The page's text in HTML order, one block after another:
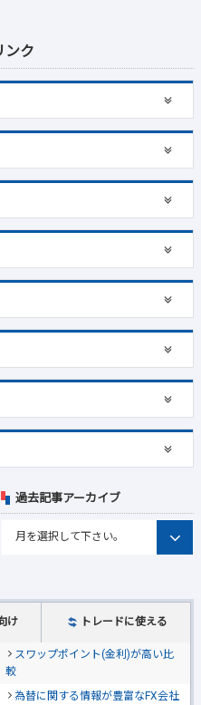
ンク
け トレードに使える
スワップポイント(金利)が高い比
較
為替に関する情報が豊富なFX会社
過去記事アーカイブ